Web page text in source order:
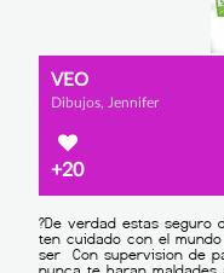
VEO
Dibujos, Jennifer
+20